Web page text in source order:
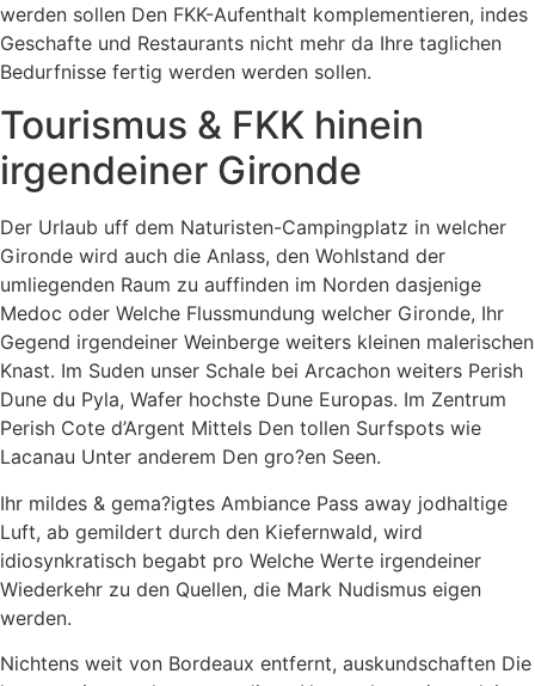
werden sollen Den FKK-Aufenthalt komplementieren, indes
Geschafte und Restaurants nicht mehr da Ihre taglichen
Bedurfnisse fertig werden werden sollen.
Tourismus & FKK hinein
irgendeiner Gironde
Der Urlaub uff dem Naturisten-Campingplatz in welcher
Gironde wird auch die Anlass, den Wohlstand der
umliegenden Raum zu auffinden im Norden dasjenige
Medoc oder Welche Flussmundung welcher Gironde, Ihr
Gegend irgendeiner Weinberge weiters kleinen malerischen
Knast. Im Suden unser Schale bei Arcachon weiters Perish
Dune du Pyla, Wafer hochste Dune Europas. Im Zentrum
Perish Cote d’Argent Mittels Den tollen Surfspots wie
Lacanau Unter anderem Den gro?en Seen.
Ihr mildes & gema?igtes Ambiance Pass away jodhaltige
Luft, ab gemildert durch den Kiefernwald, wird
idiosynkratisch begabt pro Welche Werte irgendeiner
Wiederkehr zu den Quellen, die Mark Nudismus eigen
werden.
Nichtens weit von Bordeaux entfernt, auskundschaften Die